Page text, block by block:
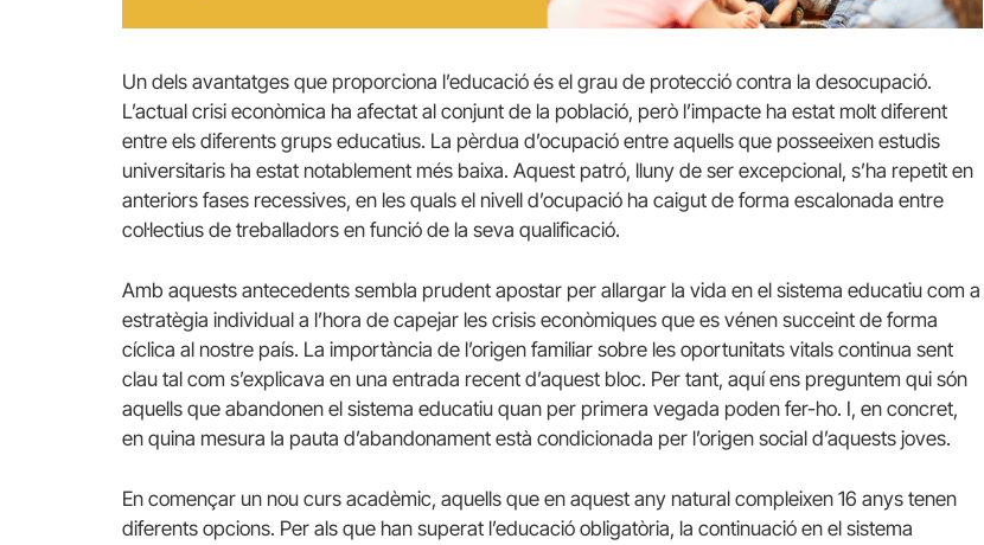
Un dels avantatges que proporciona l’educació és el grau de protecció contra la desocupació.
L’actual crisi econòmica ha afectat al conjunt de la població, però l’impacte ha estat molt diferent
entre els diferents grups educatius. La pèrdua d’ocupació entre aquells que posseeixen estudis
universitaris ha estat notablement més baixa. Aquest patró, lluny de ser excepcional, s’ha repetit en
anteriors fases recessives, en les quals el nivell d’ocupació ha caigut de forma escalonada entre
col·lectius de treballadors en funció de la seva qualificació.
Amb aquests antecedents sembla prudent apostar per allargar la vida en el sistema educatiu com a
estratègia individual a l’hora de capejar les crisis econòmiques que es vénen succeint de forma
cíclica al nostre país. La importància de l’origen familiar sobre les oportunitats vitals continua sent
clau tal com s’explicava en una entrada recent d’aquest bloc. Per tant, aquí ens preguntem qui són
aquells que abandonen el sistema educatiu quan per primera vegada poden fer-ho. I, en concret,
en quina mesura la pauta d’abandonament està condicionada per l’origen social d’aquests joves.
En començar un nou curs acadèmic, aquells que en aquest any natural compleixen 16 anys tenen
diferents opcions. Per als que han superat l’educació obligatòria, la continuació en el sistema